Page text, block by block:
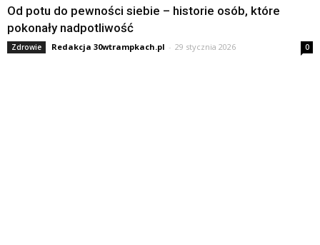
Od potu do pewności siebie – historie osób, które
pokonały nadpotliwość
Zdrowie Redakcja 30wtrampkach.pl - 29 stycznia 2026 0